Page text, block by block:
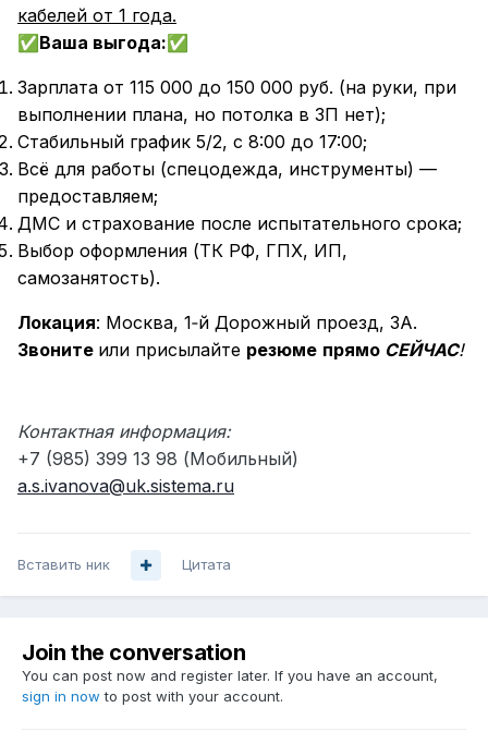
кабелей от 1 года.
✅ Ваша выгода:✅
Зарплата от 115 000 до 150 000 руб. (на руки, при
выполнении плана, но потолка в ЗП нет);
Стабильный график 5/2, с 8:00 до 17:00;
Всё для работы (спецодежда, инструменты) —
предоставляем;
ДМС и страхование после испытательного срока;
Выбор оформления (ТК РФ, ГПХ, ИП,
самозанятость).
Локация: Москва, 1‑й Дорожный проезд, 3А.
Звоните или присылайте резюме прямо СЕЙЧАС!
Контактная информация:
+7 (985) 399 13 98 (Мобильный)
a.s.ivanova@uk.sistema.ru
Вставить ник Цитата
Join the conversation
You can post now and register later. If you have an account,
sign in now to post with your account.